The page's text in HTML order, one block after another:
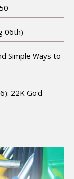
06th)
Simple Ways to
22K Gold